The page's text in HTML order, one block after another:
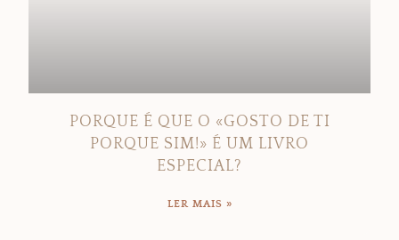
PORQUE É QUE O «GOSTO DE TI
PORQUE SIM!» É UM LIVRO
ESPECIAL?
LER MAIS »